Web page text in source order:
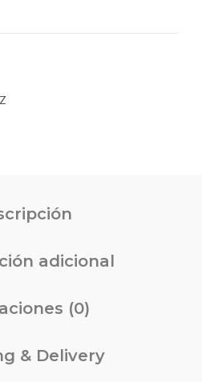
adicional
(0)
& Delivery